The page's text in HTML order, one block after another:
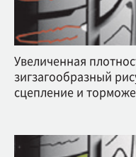
Увеличенная
зигзагообразный
сцепление и